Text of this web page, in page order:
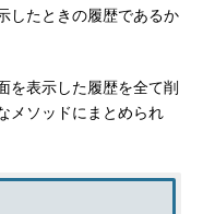
したときの履歴であるか
表示した履歴を全て削
メソッドにまとめられ